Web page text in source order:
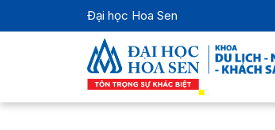
Đại học Hoa Sen